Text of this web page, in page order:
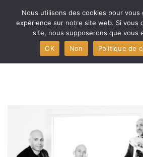
Nous utilisons des cookies pour vous
expérience sur notre site web. Si vous
site, nous supposerons que vous
OK
Non Politique de